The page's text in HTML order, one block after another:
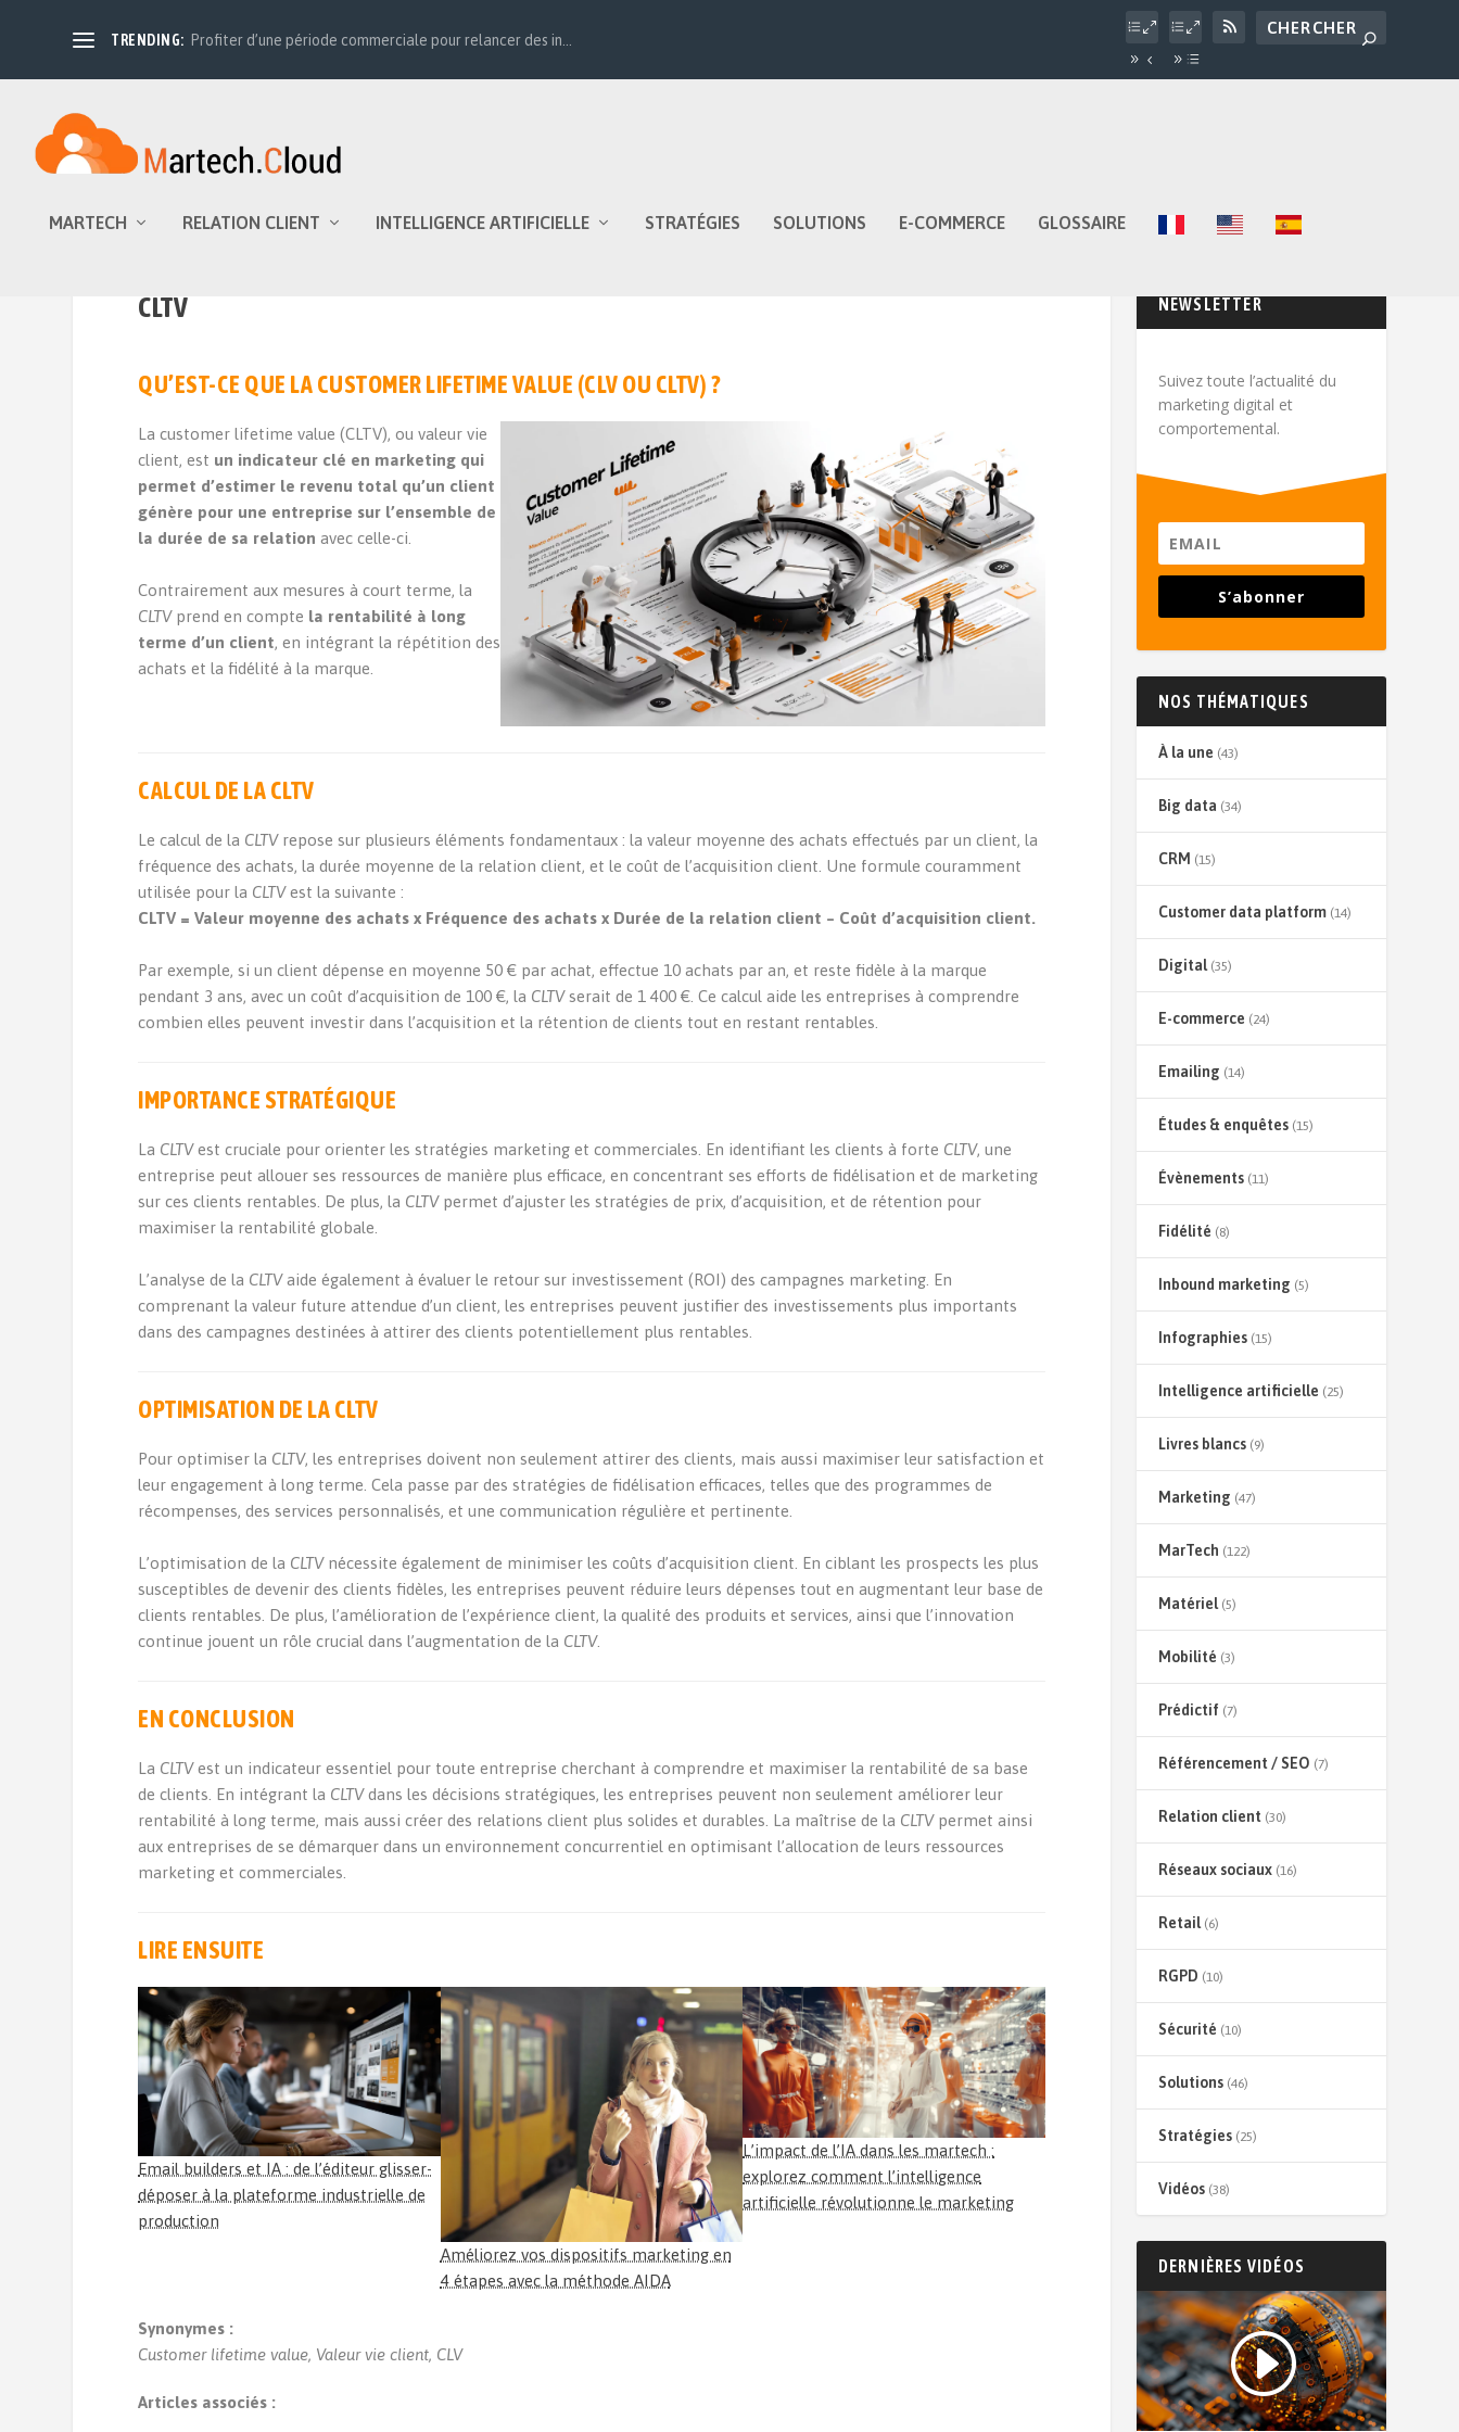
TRENDING: Profiter d’une période commerciale pour relancer des in...
MARTECH RELATION CLIENT INTELLIGENCE ARTIFICIELLE STRATÉGIES SOLUTIONS E-COMMERCE GLOSSAIRE
CLTV
QU’EST-CE QUE LA CUSTOMER LIFETIME VALUE (CLV OU CLTV) ?
La customer lifetime value (CLTV), ou valeur vie
client, est un indicateur clé en marketing qui
permet d’estimer le revenu total qu’un client
génère pour une entreprise sur l’ensemble de
la durée de sa relation avec celle-ci.
Contrairement aux mesures à court terme, la
CLTVprend en compte la rentabilité à long
terme d’un client, en intégrant la répétition des
achats et la fidélité à la marque.
CALCUL DE LA CLTV
Le calcul de la CLTVrepose sur plusieurs éléments fondamentaux : la valeur moyenne des achats effectués par un client, la
fréquence des achats, la durée moyenne de la relation client, et le coût de l’acquisition client. Une formule couramment
utilisée pour la CLTVest la suivante :
CLTV = Valeur moyenne des achats x Fréquence des achats x Durée de la relation client – Coût d’acquisition client.
Par exemple, si un client dépense en moyenne 50 € par achat, effectue 10 achats par an, et reste fidèle à la marque
pendant 3 ans, avec un coût d’acquisition de 100 €, la CLTVserait de 1 400 €. Ce calcul aide les entreprises à comprendre
combien elles peuvent investir dans l’acquisition et la rétention de clients tout en restant rentables.
IMPORTANCE STRATÉGIQUE
La CLTVest cruciale pour orienter les stratégies marketing et commerciales. En identifiant les clients à forte CLTV, une
entreprise peut allouer ses ressources de manière plus efficace, en concentrant ses efforts de fidélisation et de marketing
sur ces clients rentables. De plus, la CLTVpermet d’ajuster les stratégies de prix, d’acquisition, et de rétention pour
maximiser la rentabilité globale.
L’analyse de la CLTVaide également à évaluer le retour sur investissement (ROI) des campagnes marketing. En
comprenant la valeur future attendue d’un client, les entreprises peuvent justifier des investissements plus importants
dans des campagnes destinées à attirer des clients potentiellement plus rentables.
OPTIMISATION DE LA CLTV
Pour optimiser la CLTV, les entreprises doivent non seulement attirer des clients, mais aussi maximiser leur satisfaction et
leur engagement à long terme. Cela passe par des stratégies de fidélisation efficaces, telles que des programmes de
récompenses, des services personnalisés, et une communication régulière et pertinente.
L’optimisation de la CLTVnécessite également de minimiser les coûts d’acquisition client. En ciblant les prospects les plus
susceptibles de devenir des clients fidèles, les entreprises peuvent réduire leurs dépenses tout en augmentant leur base de
clients rentables. De plus, l’amélioration de l’expérience client, la qualité des produits et services, ainsi que l’innovation
continue jouent un rôle crucial dans l’augmentation de la CLTV.
EN CONCLUSION
La CLTVest un indicateur essentiel pour toute entreprise cherchant à comprendre et maximiser la rentabilité de sa base
de clients. En intégrant la CLTVdans les décisions stratégiques, les entreprises peuvent non seulement améliorer leur
rentabilité à long terme, mais aussi créer des relations client plus solides et durables. La maîtrise de la CLTVpermet ainsi
aux entreprises de se démarquer dans un environnement concurrentiel en optimisant l’allocation de leurs ressources
marketing et commerciales.
LIRE ENSUITE
Email builders et IA : de l’éditeur glisser-
déposer à la plateforme industrielle de
production
Améliorez vos dispositifs marketing en
4 étapes avec la méthode AIDA
L’impact de l’IA dans les martech :
explorez comment l’intelligence
artificielle révolutionne le marketing
Synonymes :
Customer lifetime value, Valeur vie client, CLV
Articles associés :
NEWSLETTER
Suivez toute l’actualité du
marketing digital et
comportemental.
S’abonner
NOS THÉMATIQUES
À la une (43)
Big data (34)
CRM (15)
Customer data platform(14)
Digital(35)
E-commerce (24)
Emailing (14)
Études & enquêtes(15)
Évènements(11)
Fidélité (8)
Inbound marketing (5)
Infographies(15)
Intelligence artificielle (25)
Livres blancs(9)
Marketing (47)
MarTech (122)
Matériel(5)
Mobilité (3)
Prédictif (7)
Référencement / SEO (7)
Relation client(30)
Réseaux sociaux(16)
Retail(6)
RGPD (10)
Sécurité (10)
Solutions(46)
Stratégies(25)
Vidéos(38)
DERNIÈRES VIDÉOS